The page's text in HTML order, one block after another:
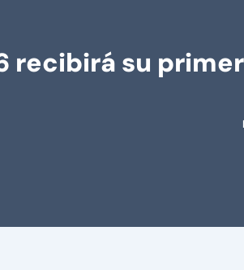
recibirá su